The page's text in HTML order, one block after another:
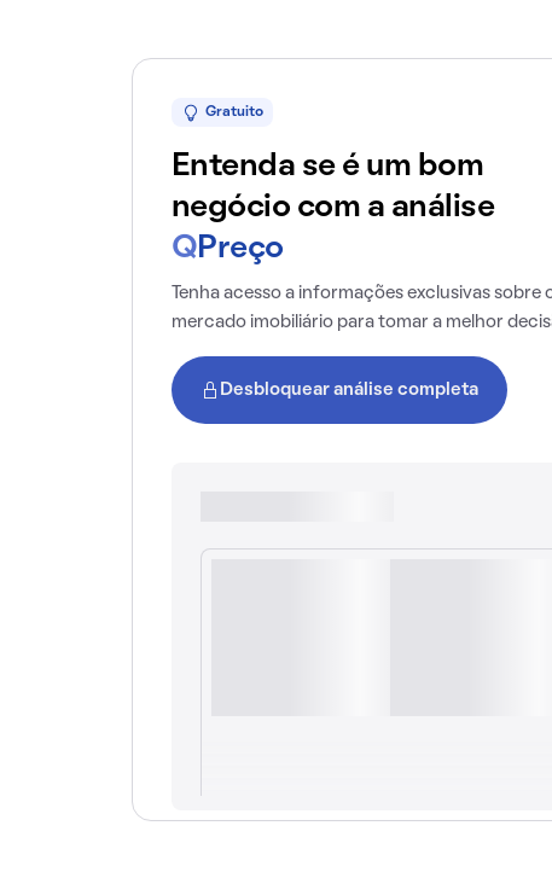
Gratuito
Entenda se é um bom
negócio com a análise
Q Preço
Tenha acesso a informações exclusivas sobre
mercado imobiliário para tomar a melhor
Desbloquear análise completa